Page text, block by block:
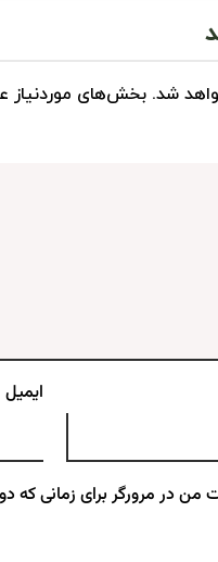
شد. بخش‌های موردنیاز
ایمیل
من در مرورگر برای زمانی که